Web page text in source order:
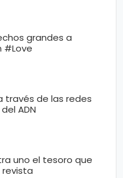
grandes a
#Love
través de las redes
ADN
uno el tesoro que